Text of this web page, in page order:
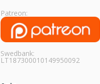
Patreon:
Swedbank:
LT187300010149950092